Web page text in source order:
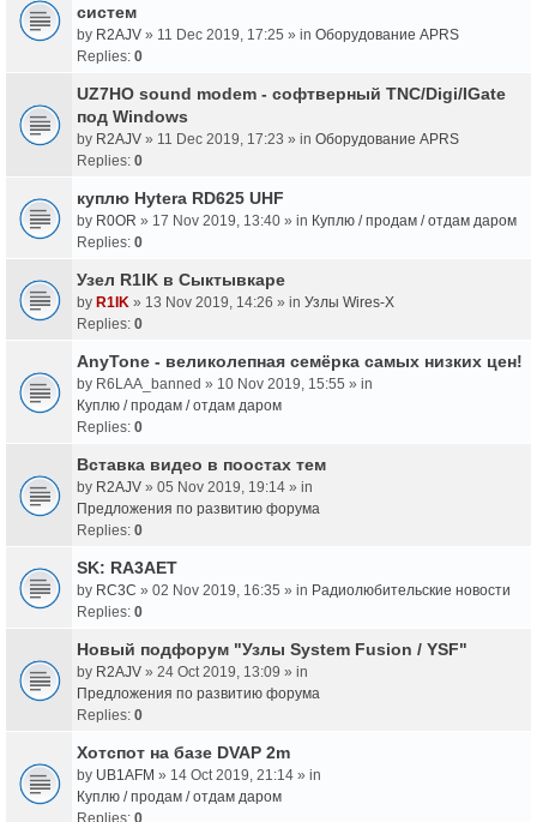
систем
by R2AJV » 11 Dec 2019, 17:25 » in Оборудование APRS
Replies: 0
UZ7HO sound modem - cофтверный TNC/Digi/IGate
под Windows
by R2AJV » 11 Dec 2019, 17:23 » in Оборудование APRS
Replies: 0
куплю Hytera RD625 UHF
by R0OR » 17 Nov 2019, 13:40 » in Куплю / продам / отдам даром
Replies: 0
Узел R1IK в Сыктывкаре
by R1IK » 13 Nov 2019, 14:26 » in Узлы Wires-X
Replies: 0
AnyTone - великолепная семёрка самых низких цен!
by R6LAA_banned » 10 Nov 2019, 15:55 » in
Куплю / продам / отдам даром
Replies: 0
Вставка видео в поостах тем
by R2AJV » 05 Nov 2019, 19:14 » in
Предложения по развитию форума
Replies: 0
SK: RA3AET
by RC3C » 02 Nov 2019, 16:35 » in Радиолюбительские новости
Replies: 0
Новый подфорум "Узлы System Fusion / YSF"
by R2AJV » 24 Oct 2019, 13:09 » in
Предложения по развитию форума
Replies: 0
Хотспот на базе DVAP 2m
by UB1AFM » 14 Oct 2019, 21:14 » in
Куплю / продам / отдам даром
Replies: 0